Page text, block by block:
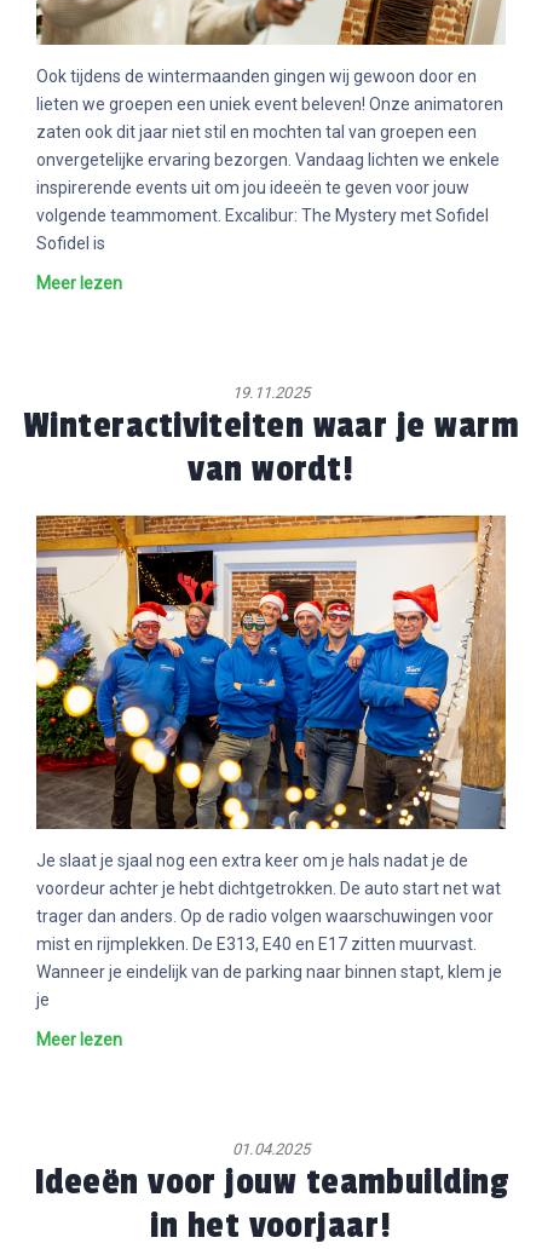
Ook tijdens de wintermaanden gingen wij gewoon door en
lieten we groepen een uniek event beleven! Onze animatoren
zaten ook dit jaar niet stil en mochten tal van groepen een
onvergetelijke ervaring bezorgen. Vandaag lichten we enkele
inspirerende events uit om jou ideeën te geven voor jouw
volgende teammoment. Excalibur: The Mystery met Sofidel
Sofidel is
Meer lezen
19.11.2025
Winteractiviteiten waar je warm
van wordt!
Je slaat je sjaal nog een extra keer om je hals nadat je de
voordeur achter je hebt dichtgetrokken. De auto start net wat
trager dan anders. Op de radio volgen waarschuwingen voor
mist en rijmplekken. De E313, E40 en E17 zitten muurvast.
Wanneer je eindelijk van de parking naar binnen stapt, klem je
je
Meer lezen
01.04.2025
Ideeën voor jouw teambuilding
in het voorjaar!